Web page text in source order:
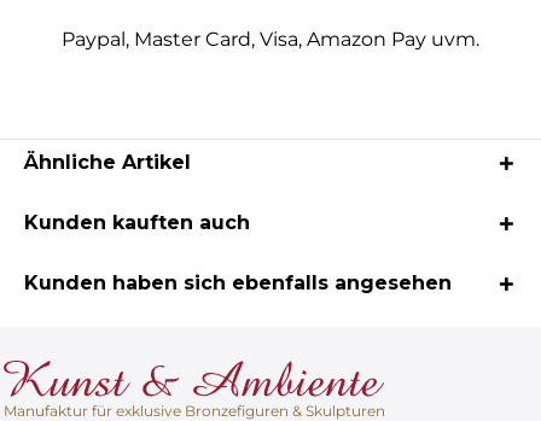
Paypal, Master Card, Visa, Amazon Pay uvm.
Ähnliche Artikel
Kunden kauften auch
Kunden haben sich ebenfalls angesehen
Manufaktur für exklusive Bronzefiguren & Skulpturen